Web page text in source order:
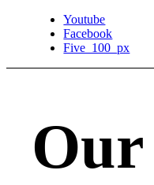
Youtube
Facebook
Five_100_px
Our